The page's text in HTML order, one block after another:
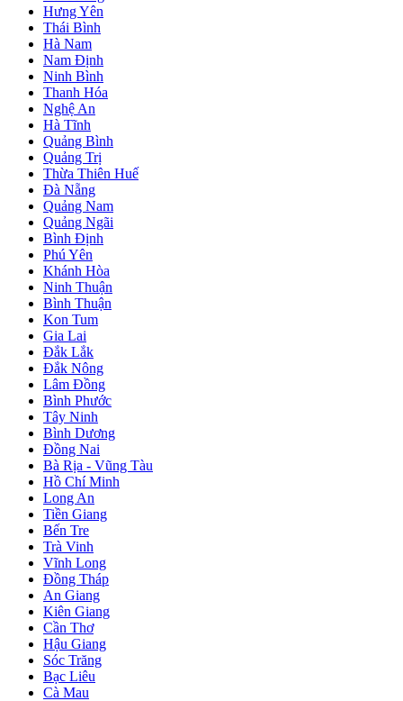
Hưng Yên
Thái Bình
Hà Nam
Nam Định
Ninh Bình
Thanh Hóa
Nghệ An
Hà Tĩnh
Quảng Bình
Quảng Trị
Thừa Thiên Huế
Đà Nẵng
Quảng Nam
Quảng Ngãi
Bình Định
Phú Yên
Khánh Hòa
Ninh Thuận
Bình Thuận
Kon Tum
Gia Lai
Đắk Lắk
Đắk Nông
Lâm Đồng
Bình Phước
Tây Ninh
Bình Dương
Đồng Nai
Bà Rịa - Vũng Tàu
Hồ Chí Minh
Long An
Tiền Giang
Bến Tre
Trà Vinh
Vĩnh Long
Đồng Tháp
An Giang
Kiên Giang
Cần Thơ
Hậu Giang
Sóc Trăng
Bạc Liêu
Cà Mau